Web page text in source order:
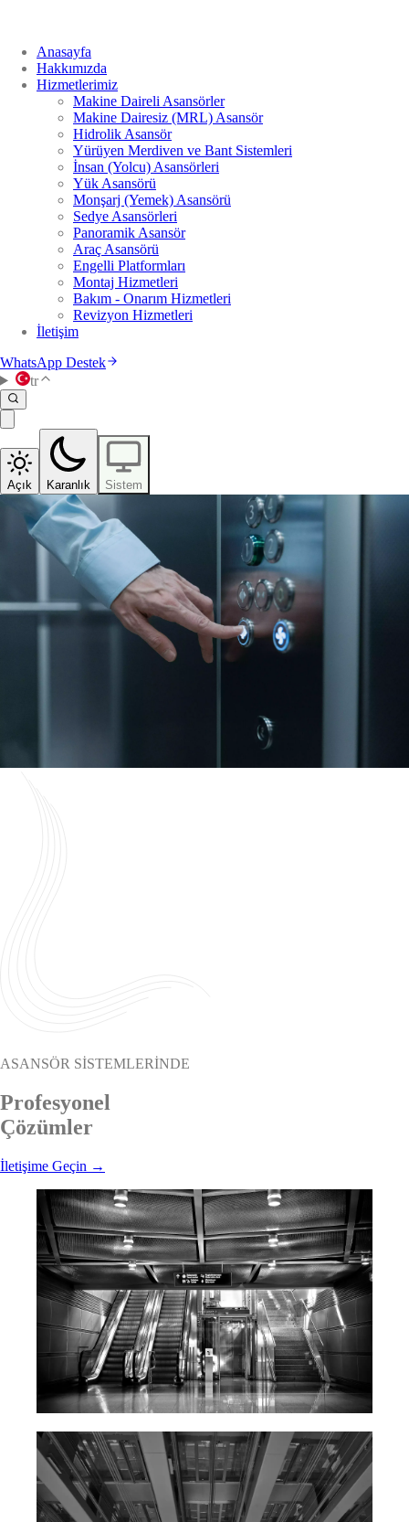
Anasayfa
Hakkımızda
Hizmetlerimiz
Makine Daireli Asansörler
Makine Dairesiz (MRL) Asansör
Hidrolik Asansör
Yürüyen Merdiven ve Bant Sistemleri
İnsan (Yolcu) Asansörleri
Yük Asansörü
Monşarj (Yemek) Asansörü
Sedye Asansörleri
Panoramik Asansör
Araç Asansörü
Engelli Platformları
Montaj Hizmetleri
Bakım - Onarım Hizmetleri
Revizyon Hizmetleri
İletişim
WhatsApp Destek
tr
Açık Karanlık Sistem
ASANSÖR SİSTEMLERİNDE
Profesyonel
Çözümler
İletişime Geçin →